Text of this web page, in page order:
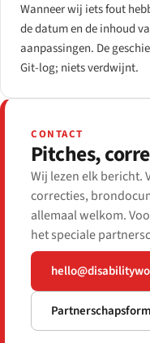
Wanneer wij iets fout
de datum en de inhoud
aanpassingen. De
Git-log; niets verdwijnt.
CONTACT
Pitches,
Wij lezen elk bericht.
correcties,
allemaal welkom.
het speciale